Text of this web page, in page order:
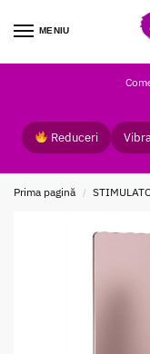
MENIU
Reduceri
Prima pagină /